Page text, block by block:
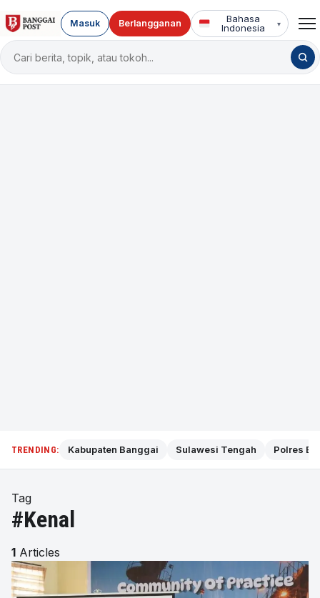
Cari
berita
Masuk Berlangganan
Bahasa
Indonesia
▾
TRENDING: Kabupaten Banggai Sulawesi Tengah Polres
Tag
#Kenal
1 Articles